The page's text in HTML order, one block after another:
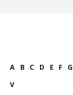
A B C D E F G
V